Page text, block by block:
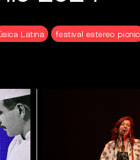
Latina festival estereo picnic